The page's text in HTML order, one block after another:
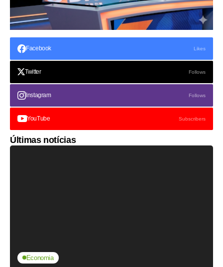
Facebook Likes
Twitter Follows
Instagram Follows
YouTube Subscribers
Últimas notícias
Economia